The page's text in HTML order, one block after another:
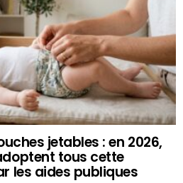
jetables : en 2026,
tous cette
les aides publiques